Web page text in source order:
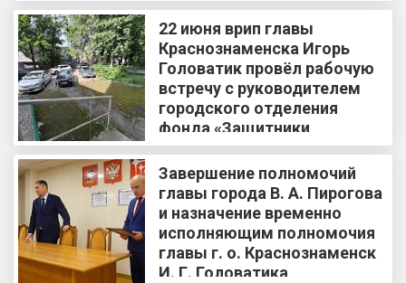
22 июня врип главы
Краснознаменска Игорь
Головатик провёл рабочую
встречу с руководителем
городского отделения
фонда «Защитники
Отечества» Светланой
Толубенской
Завершение полномочий
главы города В. А. Пирогова
и назначение временно
исполняющим полномочия
главы г. о. Краснознаменск
И. Г. Головатика